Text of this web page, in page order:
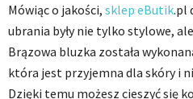
Mówiąc o jakości, sklep eButik.pl
ubrania były nie tylko stylowe,
Brązowa bluzka została
która jest przyjemna dla skóry i
Dzięki temu możesz cieszyć się